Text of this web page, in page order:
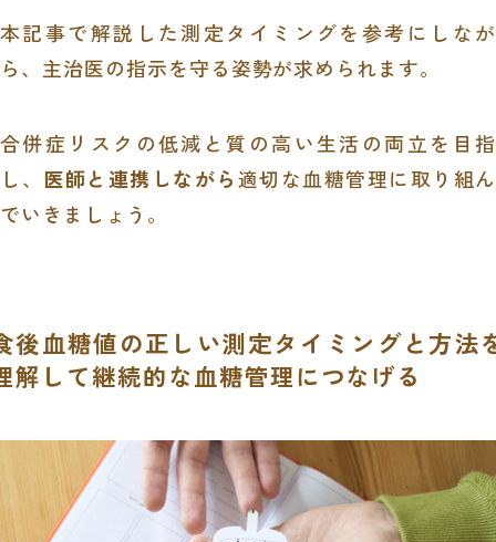
本記事で解説した測定タイミングを参考にしなが
ら、主治医の指示を守る姿勢が求められます。
合併症リスクの低減と質の高い生活の両立を目指
し、 医師と連携しながら適切な血糖管理に取り組ん
でいきましょう。
後血糖値の正しい測定タイミングと方法
解して継続的な血糖管理につなげる